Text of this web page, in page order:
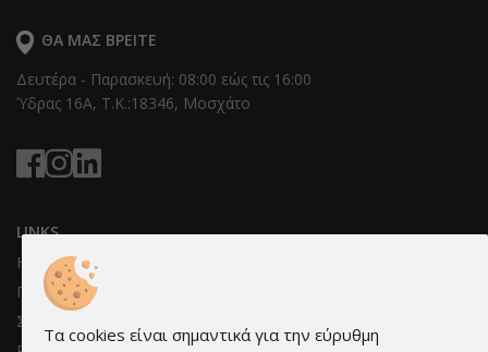
ΘΑ ΜΑΣ ΒΡΕΊΤΕ
Δευτέρα - Παρασκευή: 08:00 εώς τις 16:00
Ύδρας 16Α, T.K.:18346, Μοσχάτο
LINKS
Η Εταιρεία
Πληροφορίες & όροι συνεργασίας
Συνεργάτες μας
Τα cookies είναι σημαντικά για την εύρυθμη